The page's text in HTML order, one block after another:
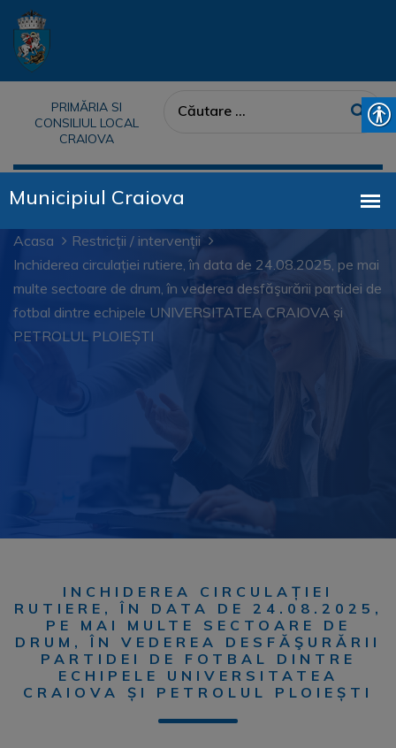
PRIMĂRIA SI
CONSILIUL LOCAL
CRAIOVA
Acasa
Restricții / intervenții
Inchiderea circulației rutiere, în data de 24.08.2025, pe mai
multe sectoare de drum, în vederea desfăşurării partidei de
fotbal dintre echipele UNIVERSITATEA CRAIOVA și
PETROLUL PLOIEȘTI
INCHIDEREA CIRCULAȚIEI
RUTIERE, ÎN DATA DE 24.08.2025,
PE MAI MULTE SECTOARE DE
DRUM, ÎN VEDEREA DESFĂŞURĂRII
PARTIDEI DE FOTBAL DINTRE
ECHIPELE UNIVERSITATEA
CRAIOVA ȘI PETROLUL PLOIEȘTI